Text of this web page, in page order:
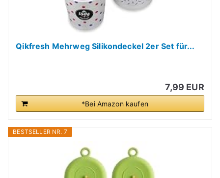
Qikfresh Mehrweg Silikondeckel 2er Set für...
7,99 EUR
*Bei Amazon kaufen
BESTSELLER NR. 7